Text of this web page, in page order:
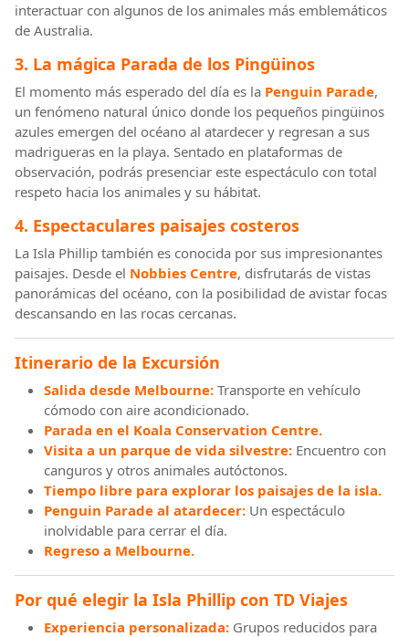
interactuar con algunos de los animales más emblemáticos
de Australia.
3. La mágica Parada de los Pingüinos
El momento más esperado del día es la Penguin Parade,
un fenómeno natural único donde los pequeños pingüinos
azules emergen del océano al atardecer y regresan a sus
madrigueras en la playa. Sentado en plataformas de
observación, podrás presenciar este espectáculo con total
respeto hacia los animales y su hábitat.
4. Espectaculares paisajes costeros
La Isla Phillip también es conocida por sus impresionantes
paisajes. Desde el Nobbies Centre, disfrutarás de vistas
panorámicas del océano, con la posibilidad de avistar focas
descansando en las rocas cercanas.
Itinerario de la Excursión
Salida desde Melbourne: Transporte en vehículo
cómodo con aire acondicionado.
Parada en el Koala Conservation Centre.
Visita a un parque de vida silvestre: Encuentro con
canguros y otros animales autóctonos.
Tiempo libre para explorar los paisajes de la isla.
Penguin Parade al atardecer: Un espectáculo
inolvidable para cerrar el día.
Regreso a Melbourne.
Por qué elegir la Isla Phillip con TD Viajes
Experiencia personalizada: Grupos reducidos para